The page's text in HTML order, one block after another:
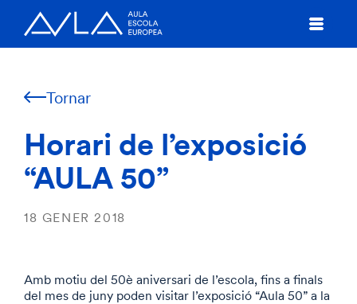
Tornar
Horari de l’exposició
“AULA 50”
18 GENER 2018
Amb motiu del 50è aniversari de l’escola, fins a finals
del mes de juny poden visitar l’exposició “Aula 50” a la